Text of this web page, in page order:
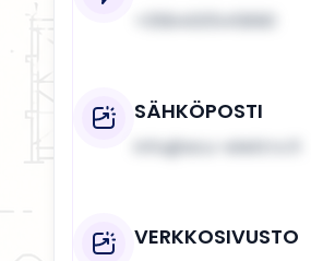
SÄHKÖPOSTI
info@acu-elektro.fi
VERKKOSIVUSTO